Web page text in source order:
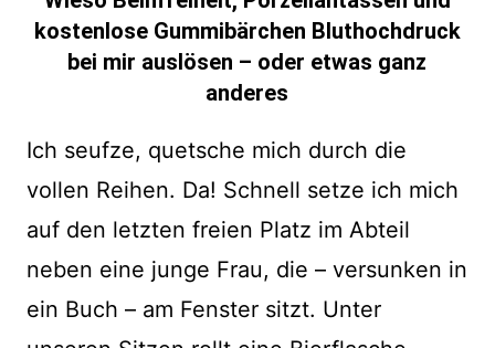
kostenlose Gummibärchen Bluthochdruck
bei mir auslösen – oder etwas ganz
anderes
Ich seufze, quetsche mich durch die
vollen Reihen. Da! Schnell setze ich mich
auf den letzten freien Platz im Abteil
neben eine junge Frau, die – versunken in
ein Buch – am Fenster sitzt. Unter